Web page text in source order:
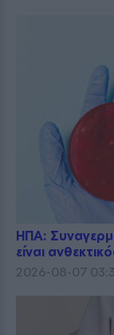
ΗΠΑ:
είναι
2026-08-07